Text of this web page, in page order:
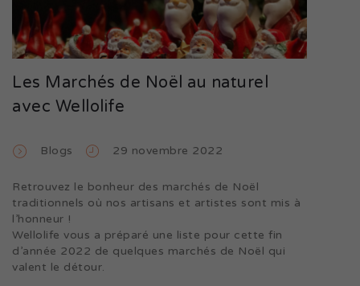
Les Marchés de Noël au naturel
avec Wellolife
Blogs 29 novembre 2022
Retrouvez le bonheur des marchés de Noël
traditionnels où nos artisans et artistes sont mis à
l’honneur !
Wellolife vous a préparé une liste pour cette fin
d’année 2022 de quelques marchés de Noël qui
valent le détour.